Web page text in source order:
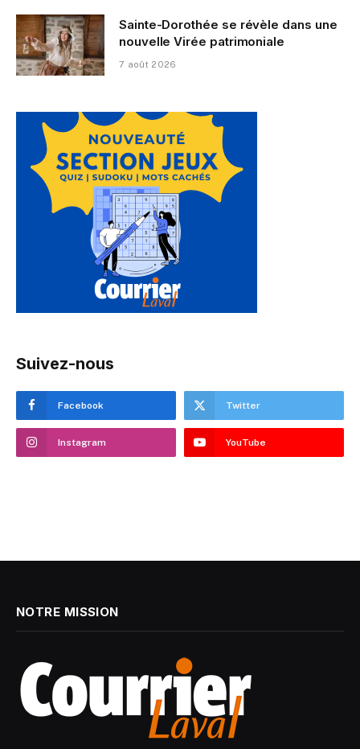
Sainte-Dorothée se révèle dans une
nouvelle Virée patrimoniale
7 août 2026
Suivez-nous
Facebook Twitter
Instagram YouTube
NOTRE MISSION